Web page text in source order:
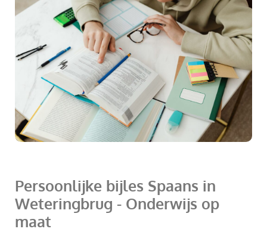
Persoonlijke bijles Spaans in
Weteringbrug - Onderwijs op
maat